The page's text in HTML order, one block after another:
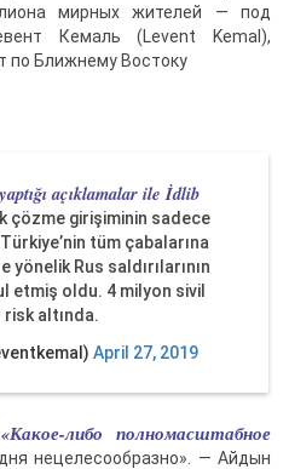
мирных жителей — под
Кемаль (Levent Kemal),
по Ближнему Востоку
açıklamalar ile İdlib
çözme girişiminin sadece
tüm çabalarına
yönelik Rus saldırılarının
etmiş oldu. 4 milyon sivil
altında.
April 27, 2019
либо полномасштабное
нецелесообразно». — Айдын